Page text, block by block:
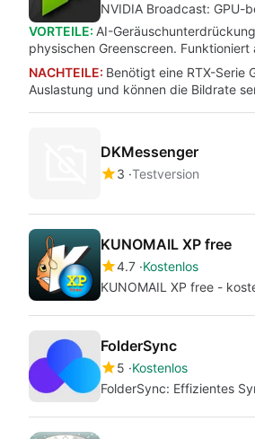
NVIDIA Broadcast: GPU-
VORTEILE: AI-
physischen Greenscreen.
NACHTEILE: Benötigt eine RTX-Serie
Auslastung und können die Bildrate
DKMessenger
3 Testversion
KUNOMAIL XP free
4.7 Kostenlos
KUNOMAIL XP free -
FolderSync
5 Kostenlos
FolderSync: Effizientes